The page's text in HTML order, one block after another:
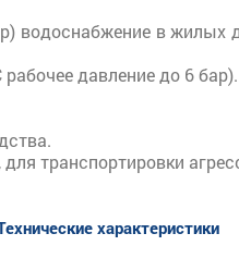
водоснабжение в
давление до 6 бар).
транспортировки
характеристики